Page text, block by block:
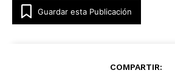
Guardar esta Publicación
COMPARTIR: